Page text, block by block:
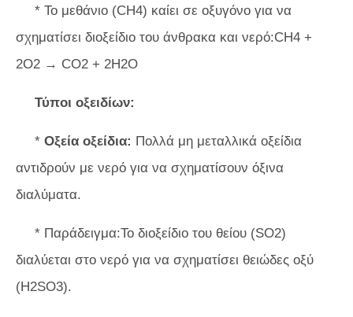
* Το μεθάνιο (CH4) καίει σε οξυγόνο για να
σχηματίσει διοξείδιο του άνθρακα και νερό:CH4 +
2O2 → CO2 + 2H2O
Τύποι οξειδίων:
* Οξεία οξείδια: Πολλά μη μεταλλικά οξείδια
αντιδρούν με νερό για να σχηματίσουν όξινα
διαλύματα.
* Παράδειγμα:Το διοξείδιο του θείου (SO2)
διαλύεται στο νερό για να σχηματίσει θειώδες οξύ
(H2SO3).